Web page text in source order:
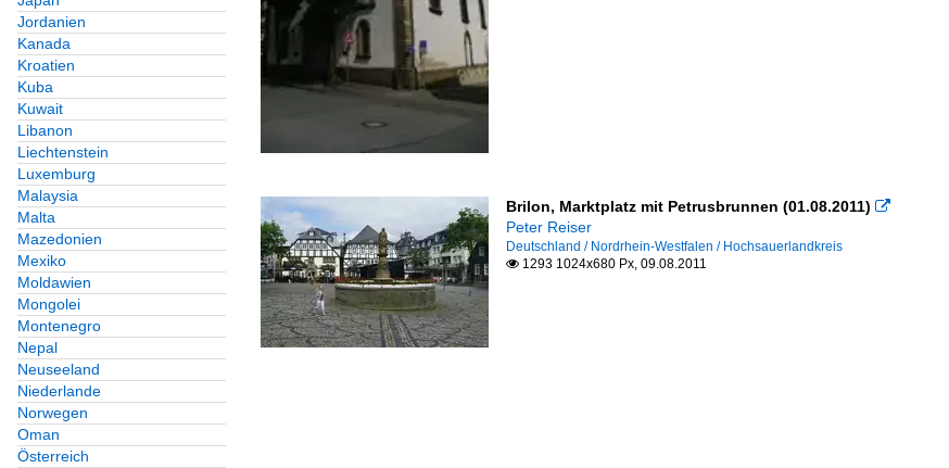
Jordanien
Kanada
Kroatien
Kuba
Kuwait
Libanon
Liechtenstein
Luxemburg
Malaysia
Malta
Mazedonien
Mexiko
Moldawien
Mongolei
Montenegro
Nepal
Neuseeland
Niederlande
Norwegen
Oman
Österreich
Brilon, Marktplatz mit Petrusbrunnen (01.08.2011) 
Peter Reiser
Deutschland / Nordrhein-Westfalen / Hochsauerlandkreis
1293 1024x680 Px, 09.08.2011